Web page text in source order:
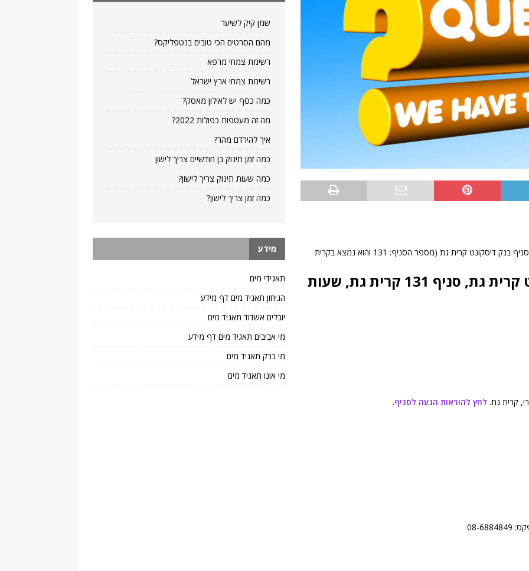
היכן אפשר למצוא מידע כמו טלפון, שעות פתיחה של סניף בנק דיסקונט קרית גת (מספר הסניף: 131 והוא נמצא בקרית
תשובה לשאלה: בנק דיסקונט קרית גת, סניף 131 קרית גת, שעות
לחץ להוראות הגעה לסניף.
שמן קיק לשיער
מהם הסרטים הכי טובים בנטפליקס?
רשימת צמחי מרפא
רשימת צמחי ארץ ישראל
כמה כסף יש לאילון מאסק?
מה זה מעטפות כפולות 2022?
איך להירדם מהר?
כמה זמן תינוק בן חודשיים צריך לישון
כמה שעות תינוק צריך לישון?
כמה זמן צריך לישון?
מידע
תאגידי מים
הגיחון תאגיד מים דף מידע
יובלים אשדוד תאגיד מים
מי אביבים תאגיד מים דף מידע
מי ברק תאגיד מים
מי אונו תאגיד מים